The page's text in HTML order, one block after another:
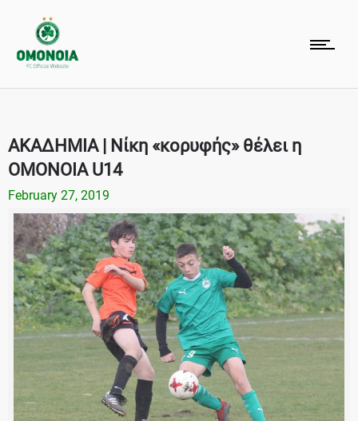
ΑΚΑΔΗΜΙΑ | Νίκη «κορυφής» θέλει η
ΟΜΟΝΟΙΑ U14
February 27, 2019